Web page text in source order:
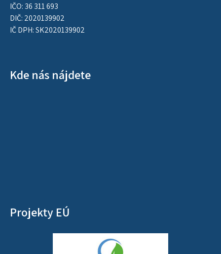
IČO: 36 311 693
DIČ: 2020139902
IČ DPH: SK2020139902
Kde nás nájdete
Projekty EÚ